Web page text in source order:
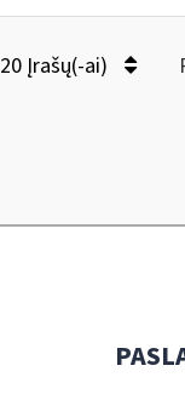
20 Įrašų(-ai)